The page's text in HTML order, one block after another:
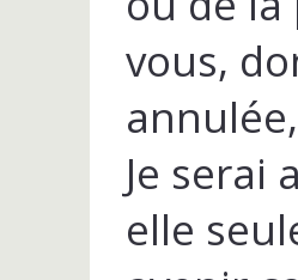
vous,
Je serai
elle